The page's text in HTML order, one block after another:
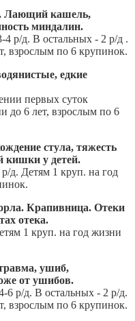
Лающий кашель,
миндалин.
р/д. В остальных - 2 р/д .
взрослым по 6 крупинок.
едкие
первых суток
до 6 лет, взрослым по 6
стула, тяжесть
кишки у детей.
д. Детям 1 круп. на год
Крапивница. Отеки
отека.
1 круп. на год жизни
ушиб,
от ушибов.
6 р/д. В остальных - 2 р/д.
взрослым по 6 крупинок.